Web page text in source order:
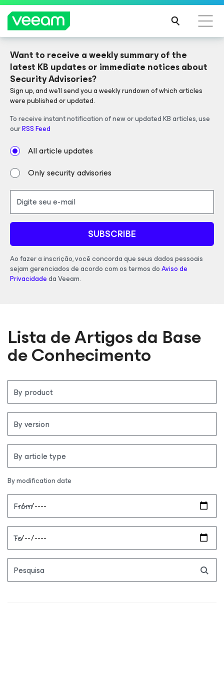
Orientações da Veeam para os clientes afetados
pela atualização de conteúdo da CrowdStrike
LEIA
MAIS
V13 NOW AVAILABLE
Veeam Data PlatformSimplifies
operations and strengthens security.
Want to receive a weekly summary of the
latest KB updates or immediate notices about
Security Advisories?
Sign up, and we'll send you a weekly rundown of which articles
were published or updated.
To receive instant notification of new or updated KB articles, use
our RSS Feed
All article updates
Only security advisories
SUBSCRIBE
Ao fazer a inscrição, você concorda que seus dados pessoais
sejam gerenciados de acordo com os termos doAviso de
Privacidadeda Veeam.
Lista de Artigos da Base
de Conhecimento
By product
By version
By article type
By modification date
From
To
Pesquisa